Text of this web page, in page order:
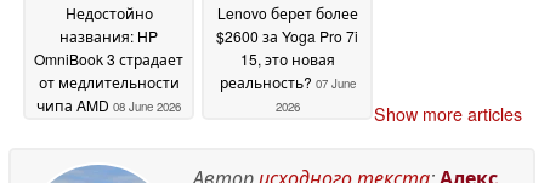
Недостойно
названия: HP
OmniBook 3 страдает
от медлительности
чипа AMD 08 June 2026
Lenovo берет более
$2600 за Yoga Pro 7i
15, это новая
реальность? 07 June
2026
Show more articles